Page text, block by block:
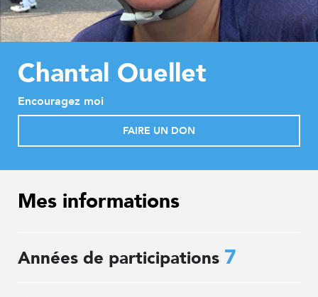
Chantal Ouellet
Encouragez moi
FAIRE UN DON
Mes informations
Années de participations 7